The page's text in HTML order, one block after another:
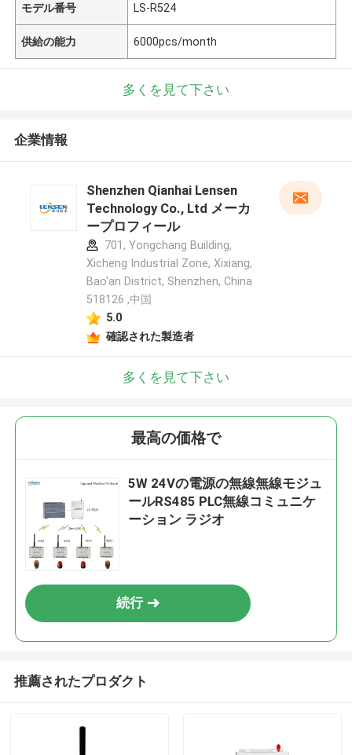
モデル番号 LS-R524
供給の能力 6000pcs/month
多くを見て下さい
企業情報
Shenzhen Qianhai Lensen
Technology Co., Ltd メーカ
ープロフィール
701, Yongchang Building,
Xicheng Industrial Zone, Xixiang,
Bao'an District, Shenzhen, China
518126 ,中国
5.0
確認された製造者
多くを見て下さい
最高の価格で
5W 24Vの電源の無線無線モジュ
ールRS485 PLC無線コミュニケ
ーション ラジオ
続行
推薦されたプロダクト